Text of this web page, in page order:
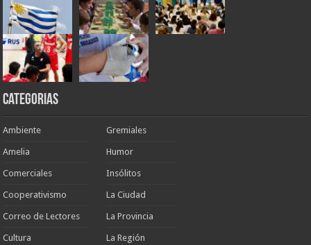
Categorias
Ambiente
Amelia
Comerciales
Cooperativismo
Correo de Lectores
Cultura
Gremiales
Humor
Insólitos
La Ciudad
La Provincia
La Región